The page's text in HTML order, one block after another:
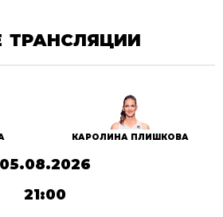
КАРОЛИНА ПЛИШКОВА
05.08.2026
21:00